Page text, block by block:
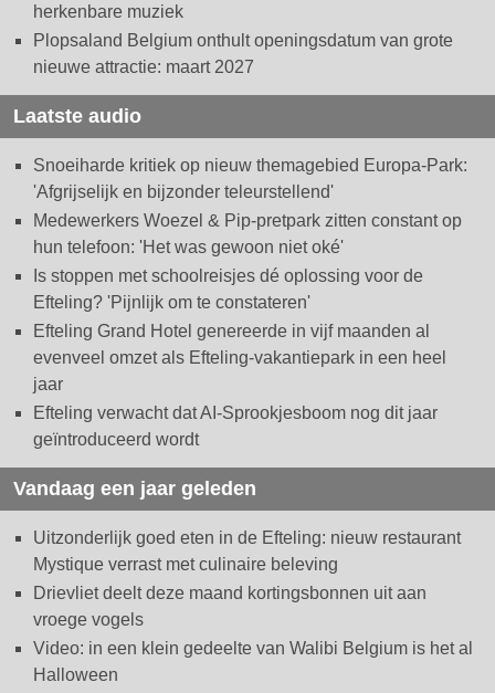
herkenbare muziek
Plopsaland Belgium onthult openingsdatum van grote
nieuwe attractie: maart 2027
Laatste audio
Snoeiharde kritiek op nieuw themagebied Europa-Park:
'Afgrijselijk en bijzonder teleurstellend'
Medewerkers Woezel & Pip-pretpark zitten constant op
hun telefoon: 'Het was gewoon niet oké'
Is stoppen met schoolreisjes dé oplossing voor de
Efteling? 'Pijnlijk om te constateren'
Efteling Grand Hotel genereerde in vijf maanden al
evenveel omzet als Efteling-vakantiepark in een heel
jaar
Efteling verwacht dat AI-Sprookjesboom nog dit jaar
geïntroduceerd wordt
Vandaag een jaar geleden
Uitzonderlijk goed eten in de Efteling: nieuw restaurant
Mystique verrast met culinaire beleving
Drievliet deelt deze maand kortingsbonnen uit aan
vroege vogels
Video: in een klein gedeelte van Walibi Belgium is het al
Halloween